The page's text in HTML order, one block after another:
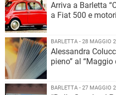
Arriva a Barletta
a Fiat 500 e
BARLETTA - 28 MAGGIO
Alessandra
pieno” al “Maggio
BARLETTA - 27 MAGGIO